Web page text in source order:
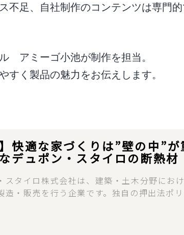
不足、自社制作のコンテンツは専門
アミーゴ小池が制作を担当。
すく製品の魅力をお伝えします。